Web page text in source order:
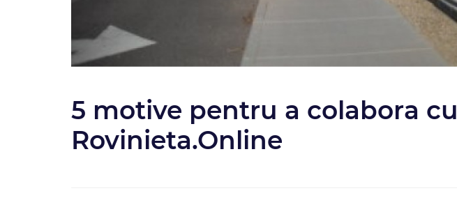
5 motive pentru a colabora cu
Rovinieta.Online